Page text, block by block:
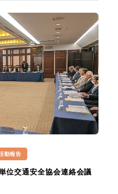
動報告
位交通安全協会連絡会議